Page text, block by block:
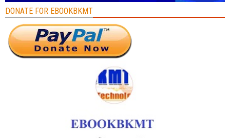
DONATE FOR EBOOKBKMT